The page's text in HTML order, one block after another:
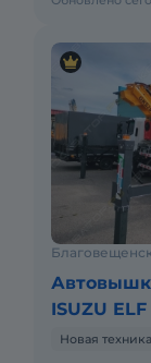
ISUZU
Новая техника